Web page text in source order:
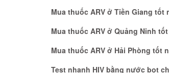
Mua thuốc ARV ở Tiền Giang tốt
Mua thuốc ARV ở Quảng Ninh
Mua thuốc ARV ở Hải Phòng tốt
Test nhanh HIV bằng nước bọt